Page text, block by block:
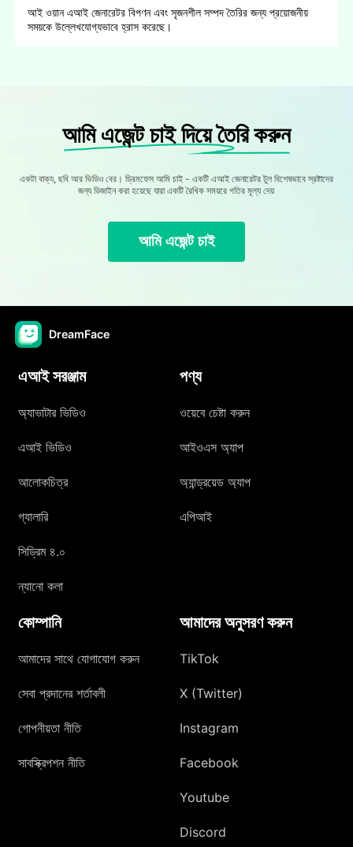
আই ওয়ান এআই জেনারেটর বিপণন এবং সৃজনশীল সম্পদ তৈরির জন্য প্রয়োজনীয়
সময়কে উল্লেখযোগ্যভাবে হ্রাস করেছে।
আমি এজেন্ট চাই দিয়ে তৈরি করুন
একটা বাক্য, ছবি আর ভিডিও বের। ড্রিমফেস আমি চাই - একটি এআই জেনারেটর টুল বিশেষভাবে স্রষ্টাদের
জন্য ডিজাইন করা হয়েছে যারা একটি রৈখিক সময়রে গতির মূল্য দেয়
আমি এজেন্ট চাই
DreamFace
এআই সরঞ্জাম
অ্যাভাটার ভিডিও
এআই ভিডিও
আলোকচিত্র
গ্যালারি
সিড্রিম ৪.০
ন্যানো কলা
পণ্য
ওয়েবে চেষ্টা করুন
আইওএস অ্যাপ
অ্যান্ড্রয়েড অ্যাপ
এপিআই
কোম্পানি
আমাদের সাথে যোগাযোগ করুন
সেবা প্রদানের শর্তাবলী
গোপনীয়তা নীতি
সাবস্ক্রিপশন নীতি
আমাদের অনুসরণ করুন
TikTok
X (Twitter)
Instagram
Facebook
Youtube
Discord